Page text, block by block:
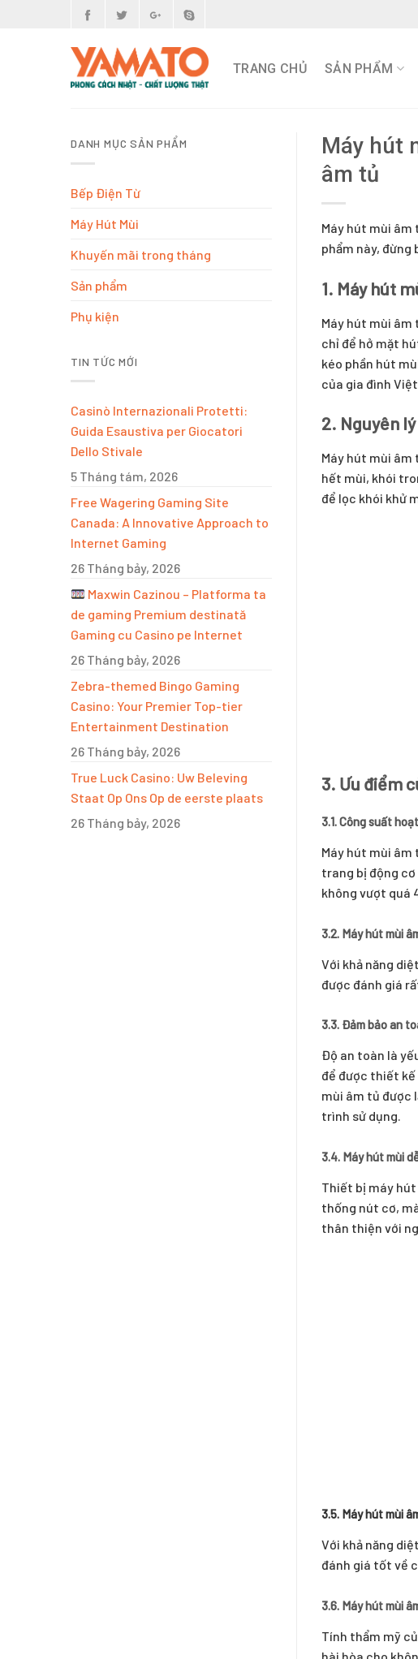
TRANG CHỦ
SẢN PHẨM
DANH MỤC SẢN PHẨM
Bếp Điện Từ
Máy Hút Mùi
Khuyến mãi trong tháng
Sản phẩm
Phụ kiện
TIN TỨC MỚI
Casinò Internazionali Protetti:
Guida Esaustiva per Giocatori
Dello Stivale
5 Tháng tám, 2026
Free Wagering Gaming Site
Canada: A Innovative Approach to
Internet Gaming
26 Tháng bảy, 2026
Maxwin Cazinou – Platforma ta
de gaming Premium destinată
Gaming cu Casino pe Internet
26 Tháng bảy, 2026
Zebra-themed Bingo Gaming
Casino: Your Premier Top-tier
Entertainment Destination
26 Tháng bảy, 2026
True Luck Casino: Uw Beleving
Staat Op Ons Op de eerste plaats
26 Tháng bảy, 2026
Máy hút
âm tủ
Máy hút mùi âm
phẩm này,
1. Máy hút
Máy hút mùi âm
chỉ để hở mặt
kéo phần hút
của gia đình Việt
2. Nguyên
Máy hút mùi
hết mùi, khói
để lọc khói khử
3. Ưu điểm
3.1. Công suất
Máy hút mùi âm
trang bị động
không vượt quá
3.2. Máy hút mùi
Với khả năng
được đánh giá
3.3. Đảm bảo an
Độ an toàn là
để được thiết kế
mùi âm tủ được
trình sử dụng.
3.4. Máy hút mùi
Thiết bị máy hút
thống nút cơ,
thân thiện với
3.5. Máy hút mùi
Với khả năng
đánh giá tốt về
3.6. Máy hút mùi
Tính thẩm mỹ